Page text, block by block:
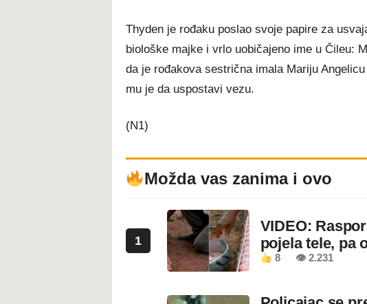
Thyden je rođaku poslao svoje papire za
biološke majke i vrlo uobičajeno ime u Čileu:
da je rođakova sestrična imala Mariju
mu je da uspostavi vezu.
(N1)
Možda vas zanima i ovo
1
VIDEO:
pojela tele, pa
8 👁 2.231